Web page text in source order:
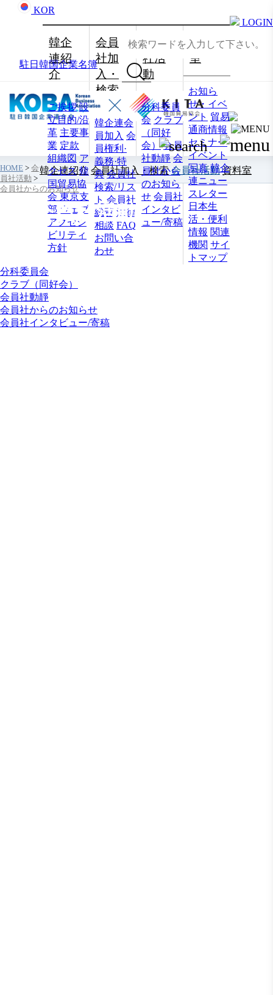
韓企
連紹
介
ご挨拶 設
立目的/沿
革 主要事
業 定款
組織図 ア
クセス 韓
国貿易協
会 東京支
部 ウェブ
アクセシ
ビリティ
方針
会員
社加
入・
検索
韓企連会
員加入 会
員権利·
義務·特
典 会員社
検索/リス
ト 会員社
総覧 法律
相談 FAQ
お問い合
わせ
会員
社活
動
分科委員
会 クラブ
（同好
会） 会員
社動靜 会
員社から
のお知ら
せ 会員社
インタビ
ュー/寄稿
資料
室
お知ら
せ・イベ
ント 貿易
通商情報
セミナー
イベント
写真 韓企
連ニュー
スレター
日本生
活・便利
情報 関連
機関 サイ
トマップ
駐日韓国企業名簿
KOR
LOGIN
韓企連紹介 会員社加入・検索 会員社活動 資料室
HOME > 会
員社活動 >
会員社からのお知らせ
会員社活動
分科委員会
クラブ（同好会）
会員社動靜
会員社からのお知らせ
会員社インタビュー/寄稿